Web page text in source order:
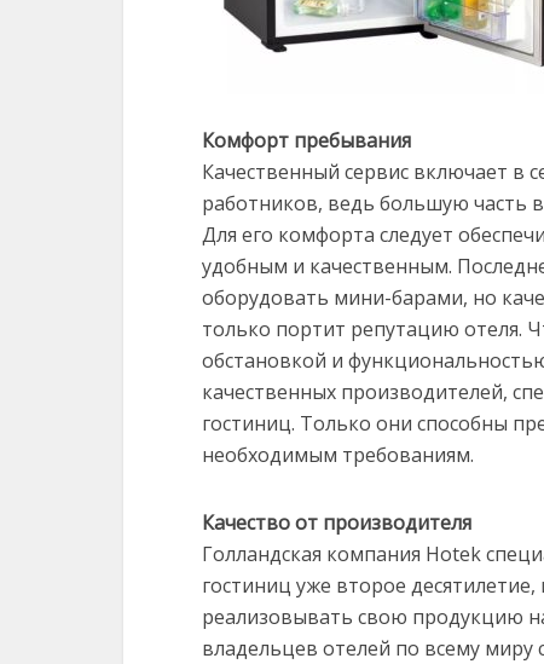
Комфорт пребывания
Качественный сервис включает в
работников, ведь большую часть
Для его комфорта следует
удобным и качественным.
оборудовать мини-барами, но
только портит репутацию отеля.
обстановкой и
качественных производителей,
гостиниц. Только они способны
необходимым требованиям.
Качество от производителя
Голландская компания Hotek
гостиниц уже второе
реализовывать свою продукцию
владельцев отелей по всему миру